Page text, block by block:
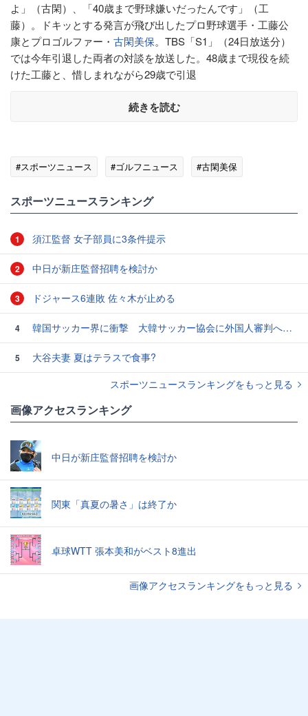
よ」（古閑）、「40歳まで野球嫌いだったんです」（工
藤）。ドキッとする発言が飛び出したプロ野球選手・工藤公
康とプロゴルファー・ 古閑美保。TBS「S1」（24日放送分）
では今年引退した両者の対談を放送した。48歳まで現役を続
けた工藤と、惜しまれながら29歳で引退
続きを読む
#スポーツニュース #ゴルフニュース #古閑美保
スポーツニュースランキング
1 須江監督 女子部員に3条件提示
2 中日が新庄監督招聘を検討か
3 ドジャース6連敗 佐々木が止める
4 韓国サッカー界に衝撃 大韓サッカー協会に外国人審判への“性的接待”疑惑 韓国メディアが報道
5
大谷夫妻 夏はテラスで食事?
スポーツニュースランキングをもっと見る
画像アクセスランキング
中日が新庄監督招聘を検討か
関東「真夏の暑さ」は終了か
卓球WTT 張本美和がベスト8進出
画像アクセスランキングをもっと見る